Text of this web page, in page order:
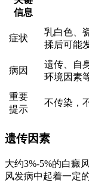
信息
症状
乳白色、
揉后可能
病因
遗传、自
环境因素
重要
提示
不传染，
遗传因素
大约3%-5%的白癜
风发病中起着一定